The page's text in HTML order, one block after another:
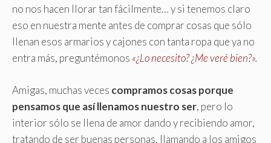
no nos hacen llorar tan fácilmente… y si tenemos claro
eso en nuestra mente antes de comprar cosas que sólo
llenan esos armarios y cajones con tanta ropa que ya no
entra más, preguntémonos «¿Lo necesito? ¿Me veré bien?».
Amigas, muchas veces compramos cosas porque
pensamos que así llenamos nuestro ser, pero lo
interior sólo se llena de amor dando y recibiendo amor,
tratando de ser buenas personas, llamando a los amigos